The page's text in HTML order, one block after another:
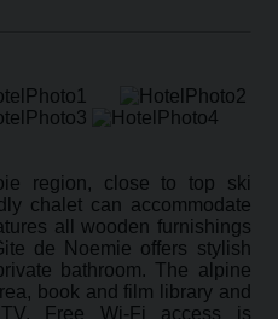
region, close to top ski
chalet can accommodate
all wooden furnishings
de Noemie offers stylish
bathroom. The alpine
book and film library and
Free Wi-Fi access is